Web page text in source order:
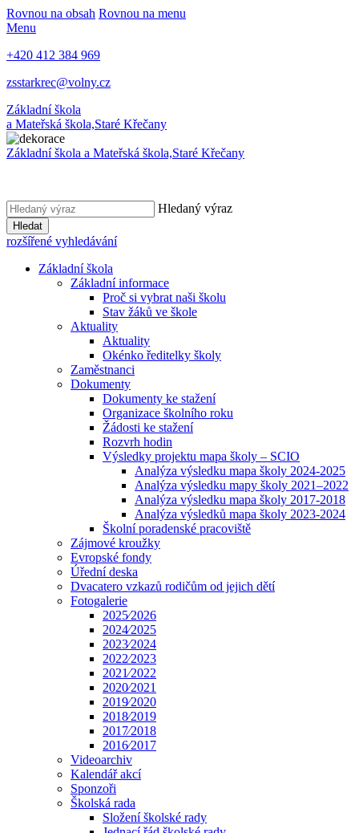
Rovnou na obsah Rovnou na menu
Menu
+420 412 384 969
zsstarkrec@volny.cz
Základní škola
a Mateřská škola,Staré Křečany
Základní škola a Mateřská škola,Staré Křečany
Hledaný výraz
Hledat
rozšířené vyhledávání
Základní škola
Základní informace
Proč si vybrat naši školu
Stav žáků ve škole
Aktuality
Aktuality
Okénko ředitelky školy
Zaměstnanci
Dokumenty
Dokumenty ke stažení
Organizace školního roku
Žádosti ke stažení
Rozvrh hodin
Výsledky projektu mapa školy – SCIO
Analýza výsledku mapa školy 2024-2025
Analýza výsledku mapy školy 2021–2022
Analýza výsledku mapa školy 2017-2018
Analýza výsledků mapa školy 2023-2024
Školní poradenské pracoviště
Zájmové kroužky
Evropské fondy
Úřední deska
Dvacatero vzkazů rodičům od jejich dětí
Fotogalerie
2025⁄2026
2024⁄2025
2023⁄2024
2022⁄2023
2021⁄2022
2020⁄2021
2019⁄2020
2018⁄2019
2017⁄2018
2016⁄2017
Videoarchiv
Kalendář akcí
Sponzoři
Školská rada
Složení školské rady